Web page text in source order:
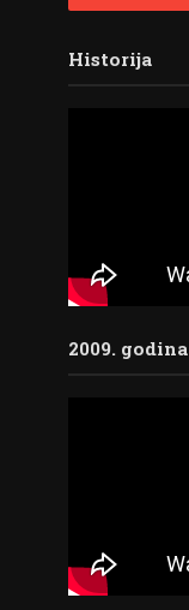
Historija
2009. godina